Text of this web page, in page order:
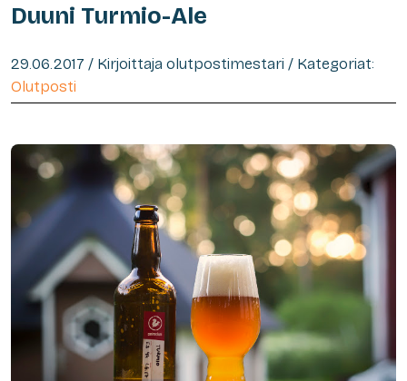
Duuni Turmio-Ale
29.06.2017 / Kirjoittaja olutpostimestari / Kategoriat:
Olutposti